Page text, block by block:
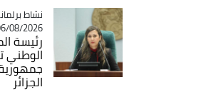
Catégorie
نشاط
08/2026 - 15:14
رئيسة
الوطني
الجزائر